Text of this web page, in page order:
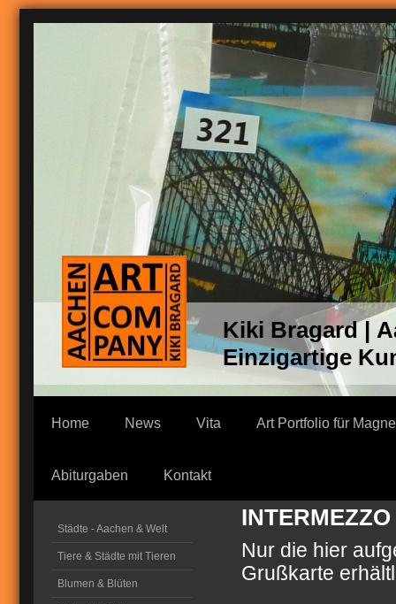
Kiki Bragard |
Einzigartige
Home News Vita Art Portfolio für
Abiturgaben Kontakt
Städte - Aachen & Welt
Tiere & Städte mit Tieren
Blumen & Blüten
Nur die hier
Grußkarte